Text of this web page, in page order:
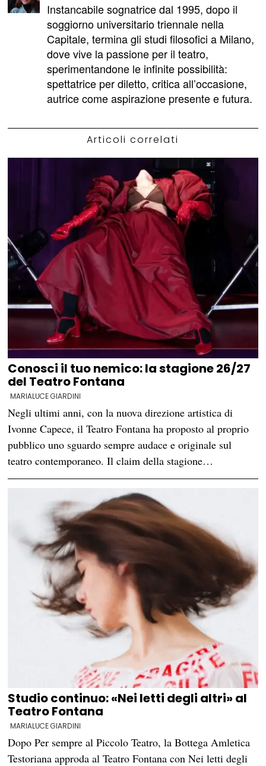
Instancabile sognatrice dal 1995, dopo il
soggiorno universitario triennale nella
Capitale, termina gli studi filosofici a Milano,
dove vive la passione per il teatro,
sperimentandone le infinite possibilità:
spettatrice per diletto, critica all’occasione,
autrice come aspirazione presente e futura.
Articoli correlati
Conosci il tuo nemico: la stagione 26/27
del Teatro Fontana
MARIALUCE GIARDINI
Negli ultimi anni, con la nuova direzione artistica di
Ivonne Capece, il Teatro Fontana ha proposto al proprio
pubblico uno sguardo sempre audace e originale sul
teatro contemporaneo. Il claim della stagione…
Studio continuo: «Nei letti degli altri» al
Teatro Fontana
MARIALUCE GIARDINI
Dopo Per sempre al Piccolo Teatro, la Bottega Amletica
Testoriana approda al Teatro Fontana con Nei letti degli